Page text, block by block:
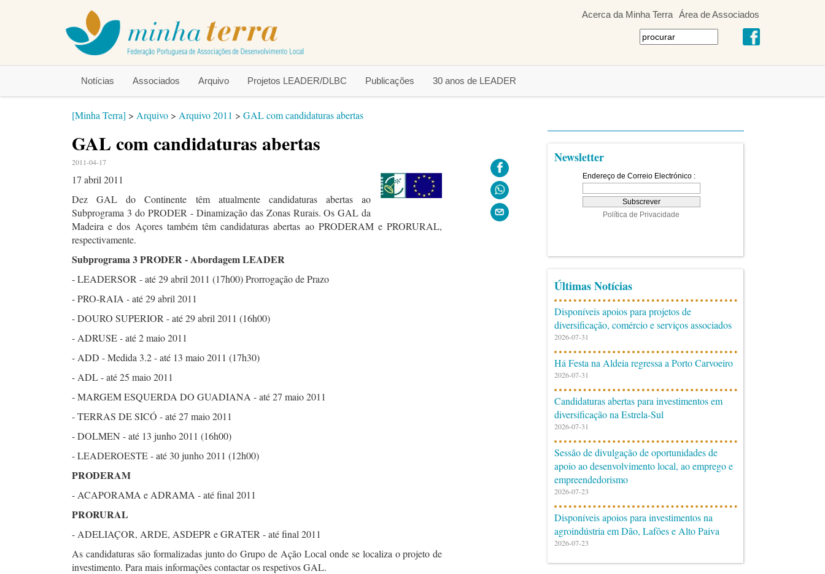
Acerca da Minha Terra Área de Associados
Notícias Associados Arquivo Projetos LEADER/DLBC Publicações 30 anos de LEADER
[Minha Terra] > Arquivo > Arquivo 2011 > GAL com candidaturas abertas
GAL com candidaturas abertas
2011-04-17
17 abril 2011
Dez GAL do Continente têm atualmente candidaturas abertas ao
Subprograma 3 do PRODER - Dinamização das Zonas Rurais. Os GAL da
Madeira e dos Açores também têm candidaturas abertas ao PRODERAM e PRORURAL,
respectivamente.
Subprograma 3 PRODER - Abordagem LEADER
- LEADERSOR - até 29 abril 2011 (17h00) Prorrogação de Prazo
- PRO-RAIA - até 29 abril 2011
- DOURO SUPERIOR - até 29 abril 2011 (16h00)
- ADRUSE - até 2 maio 2011
- ADD - Medida 3.2 - até 13 maio 2011 (17h30)
- ADL - até 25 maio 2011
- MARGEM ESQUERDA DO GUADIANA - até 27 maio 2011
- TERRAS DE SICÓ - até 27 maio 2011
- DOLMEN - até 13 junho 2011 (16h00)
- LEADEROESTE - até 30 junho 2011 (12h00)
PRODERAM
- ACAPORAMA e ADRAMA - até final 2011
PRORURAL
- ADELIAÇOR, ARDE, ASDEPR e GRATER - até final 2011
As candidaturas são formalizadas junto do Grupo de Ação Local onde se localiza o projeto de
investimento. Para mais informações contactar os respetivos GAL.
Newsletter
Últimas Notícias
Disponíveis apoios para projetos de
diversificação, comércio e serviços associados
2026-07-31
Há Festa na Aldeia regressa a Porto Carvoeiro
2026-07-31
Candidaturas abertas para investimentos em
diversificação na Estrela-Sul
2026-07-31
Sessão de divulgação de oportunidades de
apoio ao desenvolvimento local, ao emprego e
empreendedorismo
2026-07-23
Disponíveis apoios para investimentos na
agroindústria em Dão, Lafões e Alto Paiva
2026-07-23